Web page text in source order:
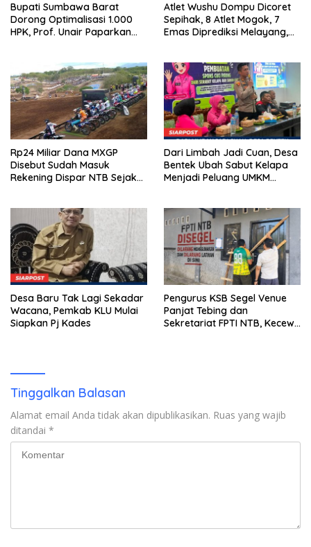
Bupati Sumbawa Barat
Dorong Optimalisasi 1.000
HPK, Prof. Unair Paparkan
Atlet Wushu Dompu Dicoret
Sepihak, 8 Atlet Mogok, 7
Emas Diprediksi Melayang,
Rp24 Miliar Dana MXGP
Disebut Sudah Masuk
Rekening Dispar NTB Sejak
Dari Limbah Jadi Cuan, Desa
Bentek Ubah Sabut Kelapa
Menjadi Peluang UMKM
Desa Baru Tak Lagi Sekadar
Wacana, Pemkab KLU Mulai
Siapkan Pj Kades
Pengurus KSB Segel Venue
Panjat Tebing dan
Sekretariat FPTI NTB, Kecewa
Tinggalkan Balasan
Alamat email Anda tidak akan dipublikasikan. Ruas yang wajib
ditandai *